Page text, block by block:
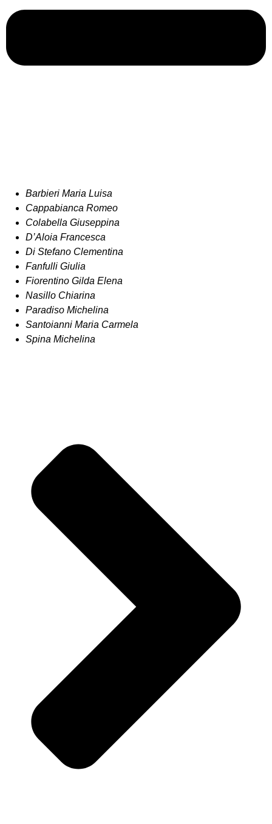
Barbieri Maria Luisa
Cappabianca Romeo
Colabella Giuseppina
D’Aloia Francesca
Di Stefano Clementina
Fanfulli Giulia
Fiorentino Gilda Elena
Nasillo Chiarina
Paradiso Michelina
Santoianni Maria Carmela
Spina Michelina